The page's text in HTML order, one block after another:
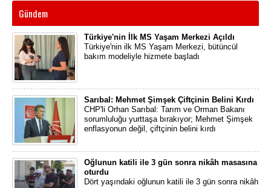
Gündem
Türkiye'nin İlk MS Yaşam Merkezi Açıldı
Türkiye'nin ilk MS Yaşam Merkezi, bütüncül
bakım modeliyle hizmete başladı
Sarıbal: Mehmet Şimşek Çiftçinin Belini Kırdı
CHP'li Orhan Sarıbal: Tarım ve Orman Bakanı
sorumluluğu yurttaşa bırakıyor; Mehmet Şimşek
enflasyonun değil, çiftçinin belini kırdı
Oğlunun katili ile 3 gün sonra nikâh masasına
oturdu
Dört yaşındaki oğlunun katili ile 3 gün sonra nikâh